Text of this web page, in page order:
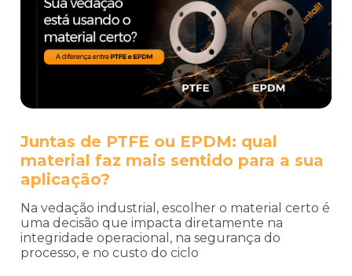
Juntas de PTFE ou EPDM: qual
material faz mais sentido para a sua
aplicação?
Na vedação industrial, escolher o material certo é
uma decisão que impacta diretamente na
integridade operacional, na segurança do
processo, e no custo do ciclo